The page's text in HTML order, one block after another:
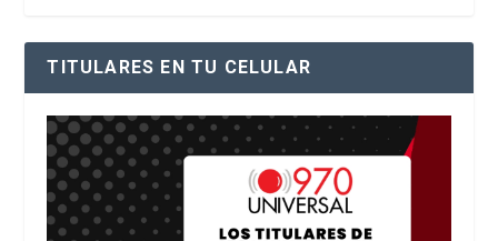
TITULARES EN TU CELULAR